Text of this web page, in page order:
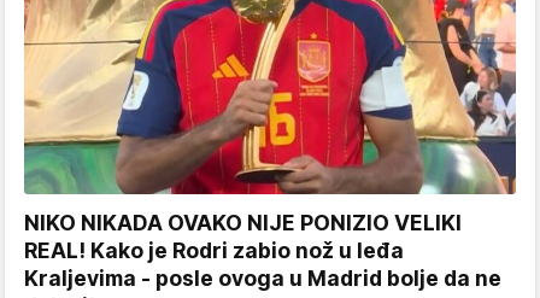
NIKO NIKADA OVAKO NIJE PONIZIO VELIKI
REAL! Kako je Rodri zabio nož u leđa
Kraljevima - posle ovoga u Madrid bolje da ne